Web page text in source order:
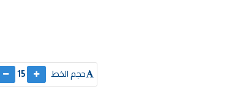
حجم الخط 15